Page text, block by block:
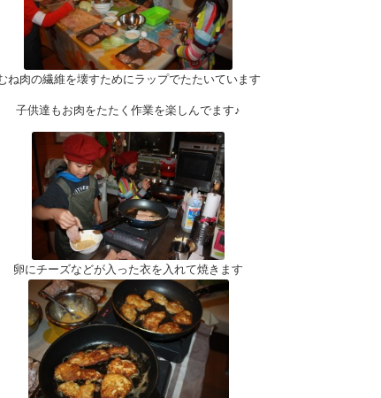
ね肉の繊維を壊すためにラップでたたいています
子供達もお肉をたたく作業を楽しんでます♪
卵にチーズなどが入った衣を入れて焼きます